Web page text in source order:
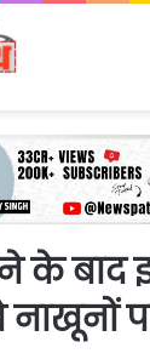
के बाद